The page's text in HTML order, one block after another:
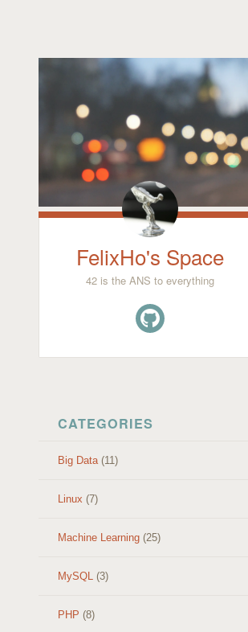
FelixHo's Space
42 is the ANS to everything
CATEGORIES
Big Data (11)
Linux (7)
Machine Learning (25)
MySQL (3)
PHP (8)